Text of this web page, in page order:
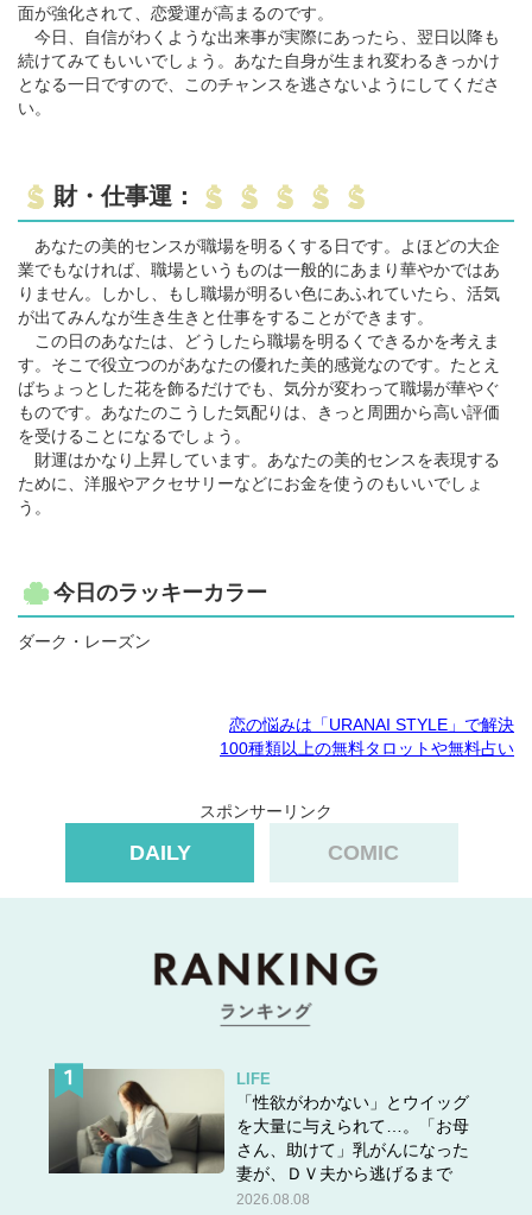
面が強化されて、恋愛運が高まるのです。
今日、自信がわくような出来事が実際にあったら、翌日以降も
続けてみてもいいでしょう。あなた自身が生まれ変わるきっかけ
となる一日ですので、このチャンスを逃さないようにしてくださ
い。
財・仕事運：
あなたの美的センスが職場を明るくする日です。よほどの大企
業でもなければ、職場というものは一般的にあまり華やかではあ
りません。しかし、もし職場が明るい色にあふれていたら、活気
が出てみんなが生き生きと仕事をすることができます。
この日のあなたは、どうしたら職場を明るくできるかを考えま
す。そこで役立つのがあなたの優れた美的感覚なのです。たとえ
ばちょっとした花を飾るだけでも、気分が変わって職場が華やぐ
ものです。あなたのこうした気配りは、きっと周囲から高い評価
を受けることになるでしょう。
財運はかなり上昇しています。あなたの美的センスを表現する
ために、洋服やアクセサリーなどにお金を使うのもいいでしょ
う。
今日のラッキーカラー
ダーク・レーズン
恋の悩みは「URANAI STYLE」で解決
100種類以上の無料タロットや無料占い
スポンサーリンク
DAILY COMIC
LIFE
「性欲がわかない」とウイッグ
を大量に与えられて…。「お母
さん、助けて」乳がんになった
妻が、ＤＶ夫から逃げるまで
2026.08.08